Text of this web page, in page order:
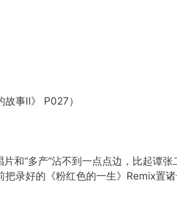
事Ⅱ》 P027）
和“多产”沾不到一点点边，比起谭张
录好的《粉红色的一生》Remix置